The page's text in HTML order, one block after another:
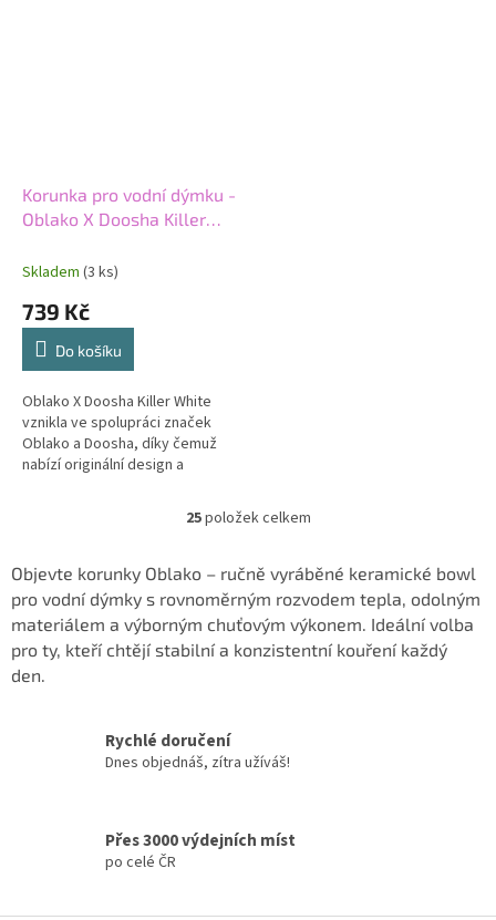
Korunka pro vodní dýmku -
Oblako X Doosha Killer
Skladem (3 ks)
739 Kč
Do košíku
Oblako X Doosha Killer White
vznikla ve spolupráci značek
Oblako a Doosha, díky čemuž
nabízí originální design a
O
l
á
d
a
c
k
p
25položek celkem
Objevte korunky Oblako – ručně vyráběné keramické bowl
pro vodní dýmky s rovnoměrným rozvodem tepla, odolným
materiálem a výborným chuťovým výkonem. Ideální volba
pro ty, kteří chtějí stabilní a konzistentní kouření každý
den.
Rychlé doručení
Dnes objednáš, zítra užíváš!
Přes 3000 výdejních míst
po celé ČR